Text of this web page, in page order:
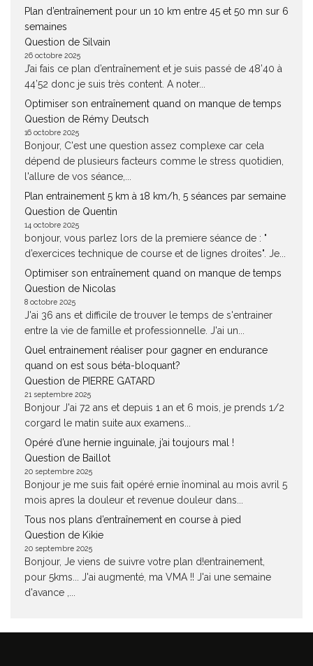
Plan d’entraînement pour un 10 km entre 45 et 50 mn sur 6
semaines
Question de Silvain
26 octobre 2025
J’ai fais ce plan d’entraînement et je suis passé de 48’40 à
44’52 donc je suis très content. A noter...
Optimiser son entraînement quand on manque de temps
Question de Rémy Deutsch
16 octobre 2025
Bonjour, C'est une question assez complexe car cela
dépend de plusieurs facteurs comme le stress quotidien,
l'allure de vos séance,...
Plan entrainement 5 km à 18 km/h, 5 séances par semaine
Question de Quentin
14 octobre 2025
bonjour, vous parlez lors de la premiere séance de : "
d’exercices technique de course et de lignes droites". Je...
Optimiser son entraînement quand on manque de temps
Question de Nicolas
8 octobre 2025
J'ai 36 ans et difficile de trouver le temps de s'entrainer
entre la vie de famille et professionnelle. J'ai un...
Quel entrainement réaliser pour gagner en endurance
quand on est sous béta-bloquant?
Question de PIERRE GATARD
21 septembre 2025
Bonjour J'ai 72 ans et depuis 1 an et 6 mois, je prends 1/2
corgard le matin suite aux examens...
Opéré d’une hernie inguinale, j’ai toujours mal !
Question de Baillot
20 septembre 2025
Bonjour je me suis fait opéré ernie înominal au mois avril 5
mois apres la douleur et revenue douleur dans...
Tous nos plans d’entraînement en course à pied
Question de Kikie
20 septembre 2025
Bonjour, Je viens de suivre votre plan d!entrainement,
pour 5kms... J'ai augmenté, ma VMA !! J'ai une semaine
d'avance ,...